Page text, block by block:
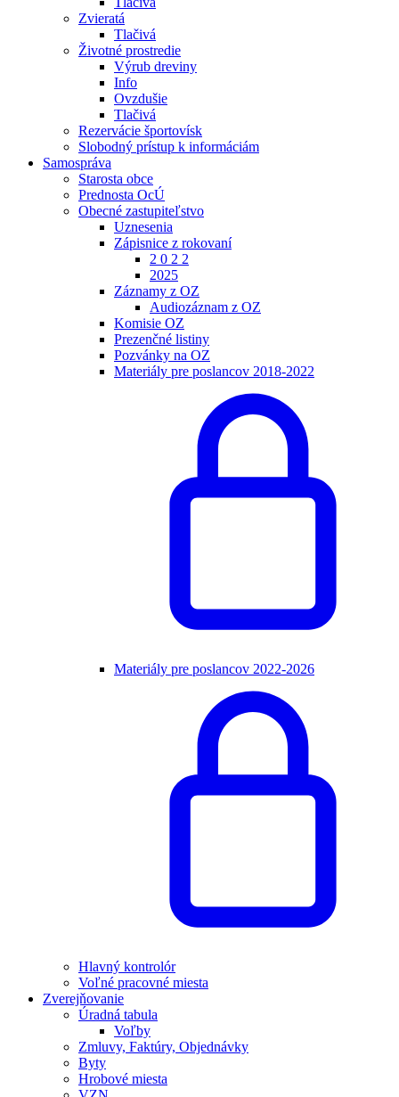
Zvieratá
Tlačivá
Životné prostredie
Výrub dreviny
Info
Ovzdušie
Tlačivá
Rezervácie športovísk
Slobodný prístup k informáciám
Samospráva
Starosta obce
Prednosta OcÚ
Obecné zastupiteľstvo
Uznesenia
Zápisnice z rokovaní
2 0 2 2
2025
Záznamy z OZ
Audiozáznam z OZ
Komisie OZ
Prezenčné listiny
Pozvánky na OZ
Materiály pre poslancov 2018-2022
Materiály pre poslancov 2022-2026
Hlavný kontrolór
Voľné pracovné miesta
Zverejňovanie
Úradná tabula
Voľby
Zmluvy, Faktúry, Objednávky
Byty
Hrobové miesta